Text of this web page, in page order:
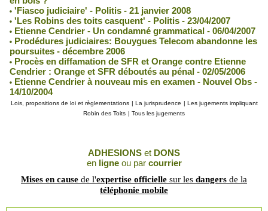
ADHESIONS et DONS
en ligneou par courrier
Mises en cause de l'expertise officielle sur les dangers de la
téléphonie mobile
'Fiasco judiciaire' - Politis - 21 janvier 2008
'Les Robins des toits casquent' - Politis - 23/04/2007
Etienne Cendrier - Un condamné grammatical - 06/04/2007
Prodédures judiciaires: Bouygues Telecom abandonne les
poursuites - décembre 2006
Procès en diffamation de SFR et Orange contre Etienne
Cendrier : Orange et SFR déboutés au pénal - 02/05/2006
Etienne Cendrier à nouveau mis en examen - Nouvel Obs -
14/10/2004
Lois, propositions de loi et règlementations | La jurisprudence | Les jugements impliquant
Robin des Toits | Tous les jugements